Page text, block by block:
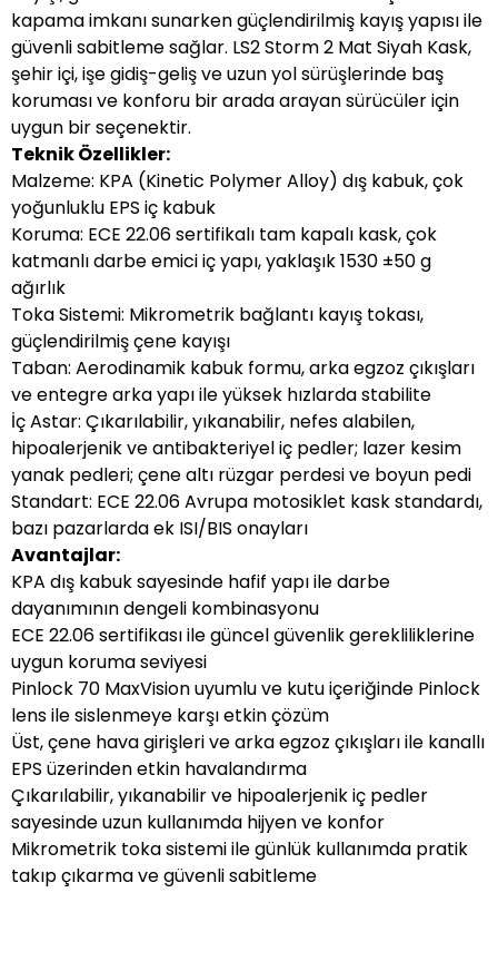
kapama imkanı sunarken güçlendirilmiş kayış yapısı ile
güvenli sabitleme sağlar. LS2 Storm 2 Mat Siyah Kask,
şehir içi, işe gidiş-geliş ve uzun yol sürüşlerinde baş
koruması ve konforu bir arada arayan sürücüler için
uygun bir seçenektir.
Teknik Özellikler:
Malzeme: KPA (Kinetic Polymer Alloy) dış kabuk, çok
yoğunluklu EPS iç kabuk
Koruma: ECE 22.06 sertifikalı tam kapalı kask, çok
katmanlı darbe emici iç yapı, yaklaşık 1530 ±50 g
ağırlık
Toka Sistemi: Mikrometrik bağlantı kayış tokası,
güçlendirilmiş çene kayışı
Taban: Aerodinamik kabuk formu, arka egzoz çıkışları
ve entegre arka yapı ile yüksek hızlarda stabilite
İç Astar: Çıkarılabilir, yıkanabilir, nefes alabilen,
hipoalerjenik ve antibakteriyel iç pedler; lazer kesim
yanak pedleri; çene altı rüzgar perdesi ve boyun pedi
Standart: ECE 22.06 Avrupa motosiklet kask standardı,
bazı pazarlarda ek ISI/BIS onayları
Avantajlar:
KPA dış kabuk sayesinde hafif yapı ile darbe
dayanımının dengeli kombinasyonu
ECE 22.06 sertifikası ile güncel güvenlik gerekliliklerine
uygun koruma seviyesi
Pinlock 70 MaxVision uyumlu ve kutu içeriğinde Pinlock
lens ile sislenmeye karşı etkin çözüm
Üst, çene hava girişleri ve arka egzoz çıkışları ile kanallı
EPS üzerinden etkin havalandırma
Çıkarılabilir, yıkanabilir ve hipoalerjenik iç pedler
sayesinde uzun kullanımda hijyen ve konfor
Mikrometrik toka sistemi ile günlük kullanımda pratik
takıp çıkarma ve güvenli sabitleme